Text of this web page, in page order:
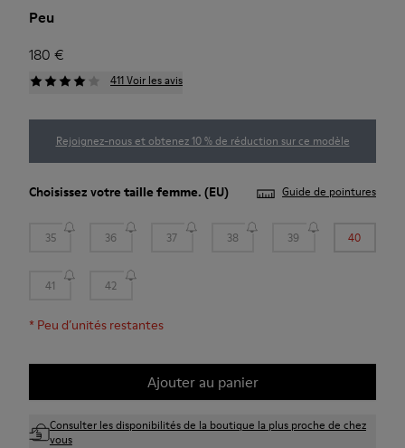
Peu
180 €
411 Voir les avis
Rejoignez-nous et obtenez 10 % de réduction sur ce modèle
Choisissez votre taille femme. (EU) Guide de pointures
35 36 37 38 39 40
41 42
* Peu d’unités restantes
Ajouter au panier
Consulter les disponibilités de la boutique la plus proche de chez
vous